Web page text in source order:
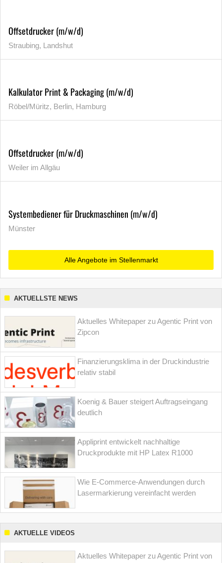
Offsetdrucker (m/w/d)
Straubing, Landshut
Kalkulator Print & Packaging (m/w/d)
Röbel/Müritz, Berlin, Hamburg
Offsetdrucker (m/w/d)
Weiler im Allgäu
Systembediener für Druckmaschinen (m/w/d)
Münster
Alle Angebote im Stellenmarkt
AKTUELLSTE NEWS
Aktuelles Whitepaper zu Agentic Print von
Zipcon
Finanzierungsklima in der Druckindustrie
relativ stabil
Koenig & Bauer steigert Auftragseingang
deutlich
Appliprint entwickelt nachhaltige
Druckprodukte mit HP Latex R1000
Wie E-Commerce-Anwendungen durch
Lasermarkierung vereinfacht werden
AKTUELLE VIDEOS
Aktuelles Whitepaper zu Agentic Print von